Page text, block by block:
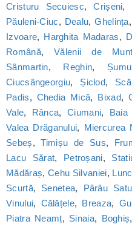
Cristuru Secuiesc,Crișeni,
Păuleni-Ciuc, Dealu,Ghelința,
Izvoare, Harghita Madaras,
Română,Vălenii de
Sânmartin, Reghin,
Ciucsângeorgiu, Șiclod,
Padis, Chedia Mică, Bixad,
Vale, Rânca,Ciumani, Baia
Valea Drăganului, Miercurea
Sebeș,Timișu de Sus,
Lacu Sărat, Petroșani,
Mădăraș,Cehu Silvaniei,
Scurtă, Senetea, Pârâu
Vinului, Călățele, Breaza,
Piatra Neamț, Sinaia, Boghiș,